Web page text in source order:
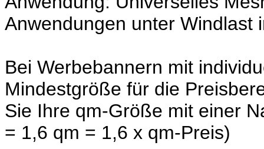
Anwendungen unter Windlast
Bei Werbebannern mit
Mindestgröße für die
Sie Ihre qm-Größe mit einer
= 1,6 qm = 1,6 x qm-Preis)